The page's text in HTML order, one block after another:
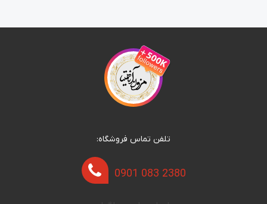
تلفن تماس فروشگاه:
0901 083 2380